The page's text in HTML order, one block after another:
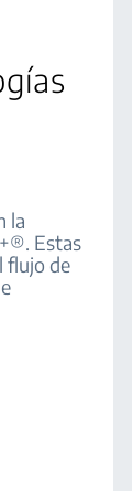
la
Estas
flujo de